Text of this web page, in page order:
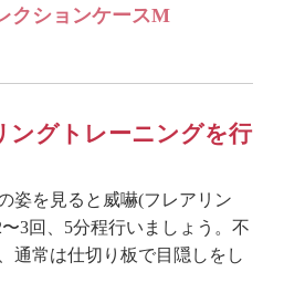
クションケースM
ングトレーニングを行
姿を見ると威嚇(フレアリン
3回、5分程行いましょう。不
通常は仕切り板で目隠しをし